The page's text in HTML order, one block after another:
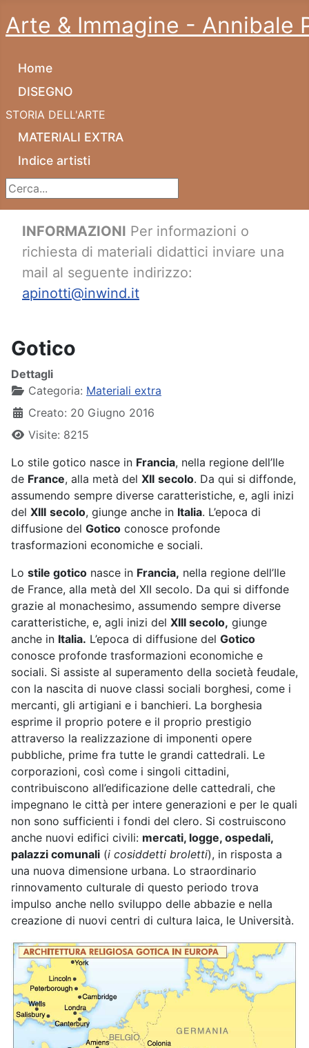
Arte & Immagine - Annibale
Home
DISEGNO
STORIA DELL'ARTE
MATERIALI EXTRA
Indice artisti
Cerca...
INFORMAZIONI Per informazioni o
richiesta di materiali didattici inviare una
mail al seguente indirizzo:
apinotti@inwind.it
Gotico
Dettagli
Categoria: Materiali extra
Creato: 20 Giugno 2016
Visite: 8215
Lo stile gotico nasce in Francia, nella regione dell’Ile
de France, alla metà del XII secolo. Da qui si diffonde,
assumendo sempre diverse caratteristiche, e, agli inizi
del XIII secolo, giunge anche in Italia. L’epoca di
diffusione del Gotico conosce profonde
trasformazioni economiche e sociali.
Lo stile gotico nasce in Francia, nella regione dell’Ile
de France, alla metà del XII secolo. Da qui si diffonde
grazie al monachesimo, assumendo sempre diverse
caratteristiche, e, agli inizi del XIII secolo, giunge
anche in Italia. L’epoca di diffusione del Gotico
conosce profonde trasformazioni economiche e
sociali. Si assiste al superamento della società feudale,
con la nascita di nuove classi sociali borghesi, come i
mercanti, gli artigiani e i banchieri. La borghesia
esprime il proprio potere e il proprio prestigio
attraverso la realizzazione di imponenti opere
pubbliche, prime fra tutte le grandi cattedrali. Le
corporazioni, così come i singoli cittadini,
contribuiscono all’edificazione delle cattedrali, che
impegnano le città per intere generazioni e per le quali
non sono sufficienti i fondi del clero. Si costruiscono
anche nuovi edifici civili: mercati, logge, ospedali,
palazzi comunali (i cosiddetti broletti), in risposta a
una nuova dimensione urbana. Lo straordinario
rinnovamento culturale di questo periodo trova
impulso anche nello sviluppo delle abbazie e nella
creazione di nuovi centri di cultura laica, le Università.